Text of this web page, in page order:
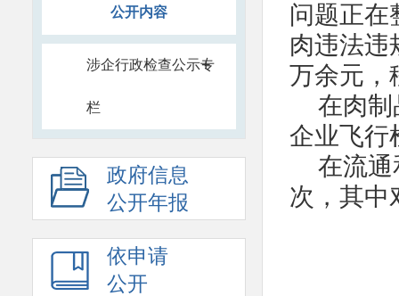
公开内容
涉企行政检查公示专
栏
+
政府信息
公开年报
依申请
公开
问题正在
肉违法违
万余元，
在肉
企业飞行
在流
次，其中